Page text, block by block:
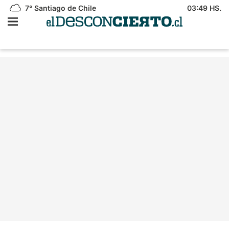
7° Santiago de Chile 03:49 HS.